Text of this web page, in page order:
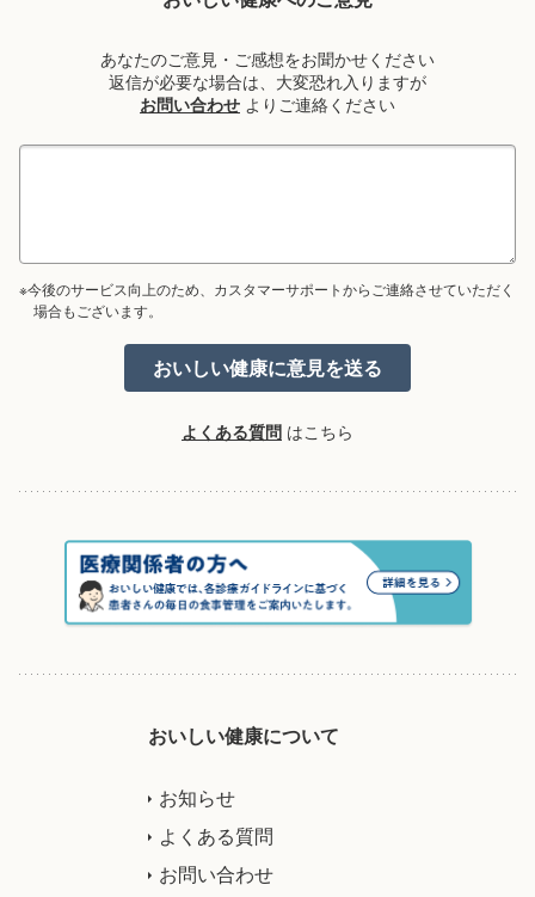
あなたのご意見・ご感想をお聞かせください
返信が必要な場合は、大変恐れ入りますが
お問い合わせ よりご連絡ください
※今後のサービス向上のため、カスタマーサポートからご連絡させていただく
場合もございます。
よくある質問 はこちら
おいしい健康について
お知らせ
よくある質問
お問い合わせ